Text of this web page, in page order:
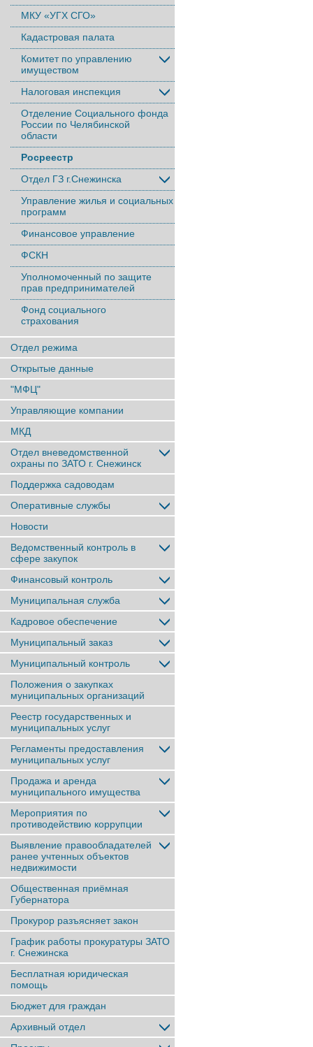
МКУ «УГХ СГО»
Кадастровая палата
Комитет по управлению
имуществом
Налоговая инспекция
Отделение Социального фонда
России по Челябинской
области
Росреестр
Отдел ГЗ г.Снежинска
Управление жилья и социальных
программ
Финансовое управление
ФСКН
Уполномоченный по защите
прав предпринимателей
Фонд социального
страхования
Отдел режима
Открытые данные
"МФЦ"
Управляющие компании
МКД
Отдел вневедомственной
охраны по ЗАТО г. Снежинск
Поддержка садоводам
Оперативные службы
Новости
Ведомственный контроль в
сфере закупок
Финансовый контроль
Муниципальная служба
Кадровое обеспечение
Муниципальный заказ
Муниципальный контроль
Положения о закупках
муниципальных организаций
Реестр государственных и
муниципальных услуг
Регламенты предоставления
муниципальных услуг
Продажа и аренда
муниципального имущества
Мероприятия по
противодействию коррупции
Выявление правообладателей
ранее учтенныx объектов
недвижимости
Общественная приёмная
Губернатора
Прокурор разъясняет закон
График работы прокуратуры ЗАТО
г. Снежинска
Бесплатная юридическая
помощь
Бюджет для граждан
Архивный отдел